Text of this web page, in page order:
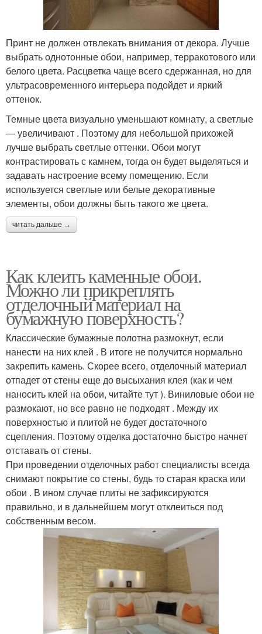
Принт не должен отвлекать внимания от декора. Лучше
выбрать однотонные обои, например, терракотового или
белого цвета. Расцветка чаще всего сдержанная, но для
ультрасовременного интерьера подойдет и яркий
оттенок.
Темные цвета визуально уменьшают комнату, а светлые
— увеличивают . Поэтому для небольшой прихожей
лучше выбрать светлые оттенки. Обои могут
контрастировать с камнем, тогда он будет выделяться и
задавать настроение всему помещению. Если
используется светлые или белые декоративные
элементы, обои должны быть такого же цвета.
читать дальше →
Как клеить каменные обои.
Можно ли прикреплять
отделочный материал на
бумажную поверхность?
Классические бумажные полотна размокнут, если
нанести на них клей . В итоге не получится нормально
закрепить камень. Скорее всего, отделочный материал
отпадет от стены еще до высыхания клея (как и чем
наносить клей на обои, читайте тут ). Виниловые обои не
размокают, но все равно не подходят . Между их
поверхностью и плитой не будет достаточного
сцепления. Поэтому отделка достаточно быстро начнет
отставать от стены.
При проведении отделочных работ специалисты всегда
снимают покрытие со стены, будь то старая краска или
обои . В ином случае плиты не зафиксируются
правильно, и в дальнейшем могут отклеиться под
собственным весом.